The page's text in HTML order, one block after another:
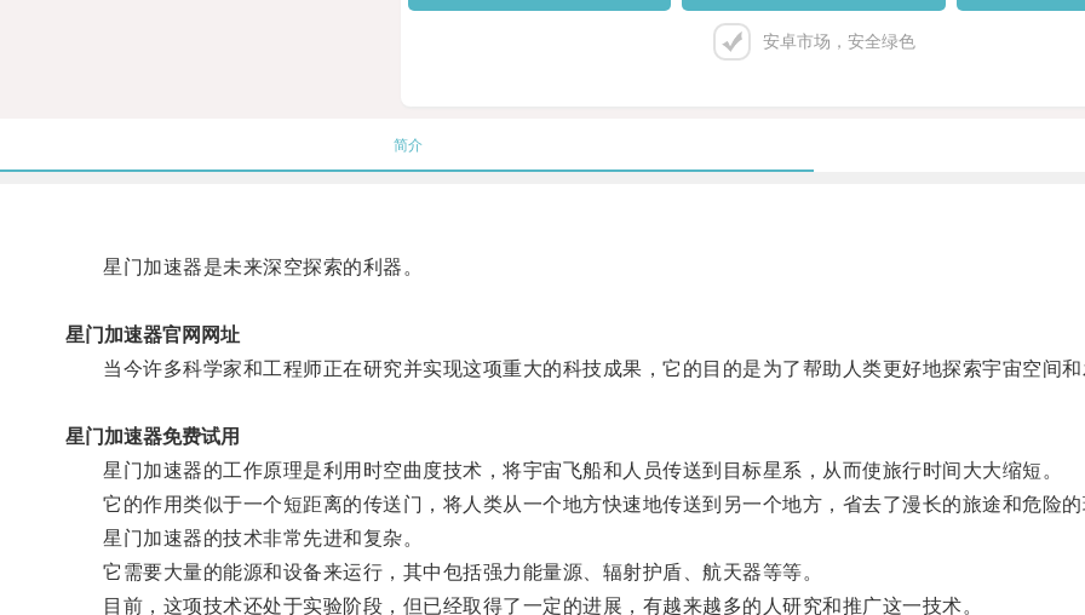
安卓市场，安全绿色
简介
星门加速器是未来深空探索的利器。
星门加速器官网网址
当今许多科学家和工程师正在研究并实现这项重大的科技成果，它的目的是为了帮助人类更好地探索宇宙空间
星门加速器免费试用
星门加速器的工作原理是利用时空曲度技术，将宇宙飞船和人员传送到目标星系，从而使旅行时间大大缩短。
它的作用类似于一个短距离的传送门，将人类从一个地方快速地传送到另一个地方，省去了漫长的旅途和危险
星门加速器的技术非常先进和复杂。
它需要大量的能源和设备来运行，其中包括强力能量源、辐射护盾、航天器等等。
目前，这项技术还处于实验阶段，但已经取得了一定的进展，有越来越多的人研究和推广这一技术。